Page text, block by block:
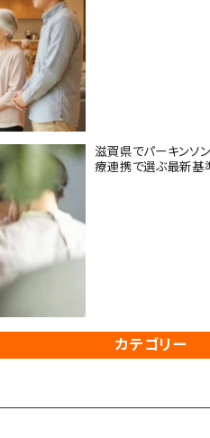
滋賀県でパーキンソ
療連携で選ぶ最新基
カテゴリー